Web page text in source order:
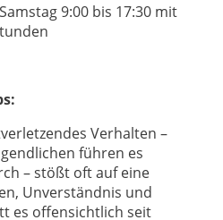
9:00 bis 17:30 mit
Verhalten –
führen es
– stößt oft auf eine
Unverständnis und
es offensichtlich seit